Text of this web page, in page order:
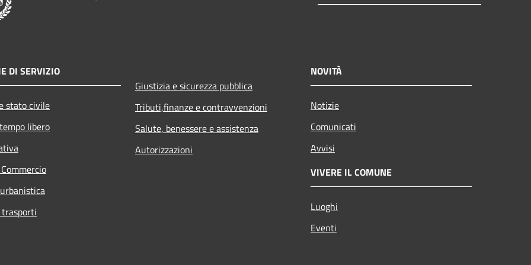
DI SERVIZIO
stato civile
libero
Giustizia e sicurezza pubblica
Tributi,finanze e contravvenzioni
Salute, benessere e assistenza
Autorizzazioni
NOVITÀ
Notizie
Comunicati
Avvisi
VIVERE IL COMUNE
Luoghi
Eventi